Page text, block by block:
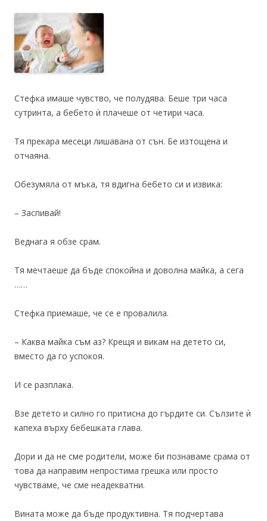
Стефка имаше чувство, че полудява. Беше три часа
сутринта, а бебето ѝ плачеше от четири часа.
Тя прекара месеци лишавана от сън. Бе изтощена и
отчаяна.
Обезумяла от мъка, тя вдигна бебето си и извика:
– Заспивай!
Веднага я обзе срам.
Тя мечтаеше да бъде спокойна и доволна майка, а сега
……
Стефка приемаше, че се е провалила.
– Каква майка съм аз? Крещя и викам на детето си,
вместо да го успокоя.
И се разплака.
Взе детето и силно го притисна до гърдите си. Сълзите ѝ
капеха върху бебешката глава.
Дори и да не сме родители, може би познаваме срама от
това да направим непростима грешка или просто
чувстваме, че сме неадекватни.
Вината може да бъде продуктивна. Тя подчертава